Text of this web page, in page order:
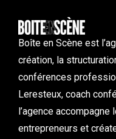
Boîte en Scène est
création, la
conférences
Leresteux, coach
l’agence
entrepreneurs et